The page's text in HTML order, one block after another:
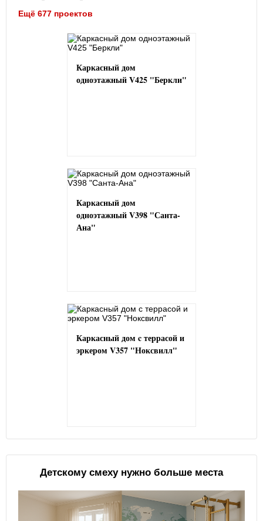
Ещё 677 проектов
Каркасный дом
одноэтажный V425 "Беркли"
Каркасный дом
одноэтажный V398 "Санта-
Ана"
Каркасный дом c террасой и
эркером V357 "Ноксвилл"
Детскому смеху нужно больше места